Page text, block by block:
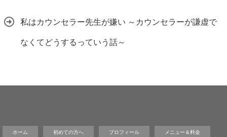
私はカウンセラー先生が嫌い ～カウンセラーが謙虚で
なくてどうするっていう話～
ホーム 初めての方へ プロフィール メニュー＆料金